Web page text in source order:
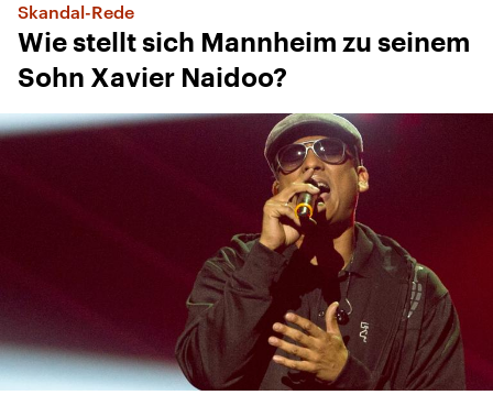
Skandal-Rede
Wie stellt sich Mannheim zu seinem
Sohn Xavier Naidoo?